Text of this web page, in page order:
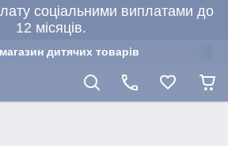
соціальними виплатами до
12 місяців.
дитячих товарів